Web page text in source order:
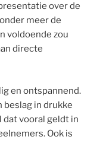
over de
meer de
voldoende zou
directe
en ontspannend.
beslag in drukke
dat vooral geldt in
Ook is